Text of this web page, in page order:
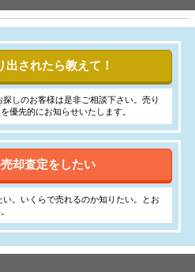
出されたら教えて！
探しのお客様は是非ご相談下さい。売り
優先的にお知らせいたします。
却査定をしたい
い。いくらで売れるのか知りたい。とお